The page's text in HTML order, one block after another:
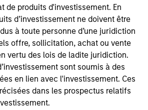
de produits d'investissement. En
d’investissement ne doivent être
à toute personne d’une juridiction
offre, sollicitation, achat ou vente
vertu des lois de ladite juridiction.
sont soumis à des
en lien avec l'investissement. Ces
dans les prospectus relatifs
Q3 2026 - August
as your timely resource for the
gives you ideas and
you how to navigate the
environment.